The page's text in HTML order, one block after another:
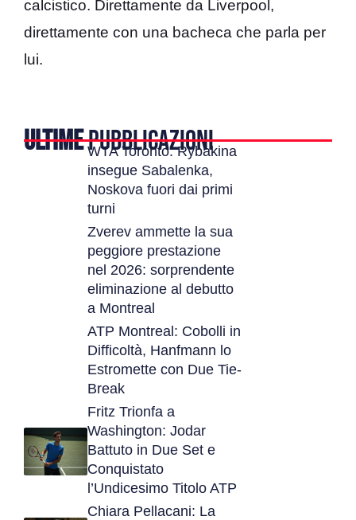
calcistico. Direttamente da Liverpool,
direttamente con una bacheca che parla per
lui.
ULTIMEPUBBLICAZIONI
WTA Toronto: Rybakina
insegue Sabalenka,
Noskova fuori dai primi
turni
Zverev ammette la sua
peggiore prestazione
nel 2026: sorprendente
eliminazione al debutto
a Montreal
ATP Montreal: Cobolli in
Difficoltà, Hanfmann lo
Estromette con Due Tie-
Break
Fritz Trionfa a
Washington: Jodar
Battuto in Due Set e
Conquistato
l’Undicesimo Titolo ATP
Chiara Pellacani: La